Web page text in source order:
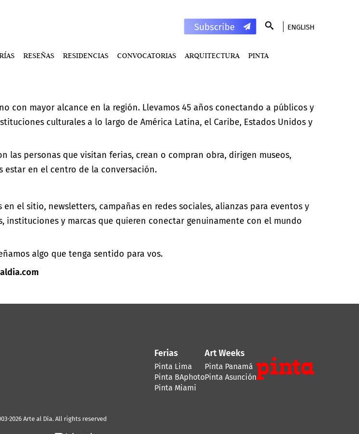
ENGLISH
RESEÑAS RESIDENCIAS CONVOCATORIAS ARQUITECTURA PINTA
con mayor alcance en la región. Llevamos 45 años conectando a públicos y
culturales a lo largo de América Latina, el Caribe, Estados Unidos y
las personas que visitan ferias, crean o compran obra, dirigen museos,
estar en el centro de la conversación.
el sitio, newsletters, campañas en redes sociales, alianzas para eventos y
instituciones y marcas que quieren conectar genuinamente con el mundo
algo que tenga sentido para vos.
Ferias
Pinta Lima
Pinta BAphoto
Pinta Miami
Art Weeks
Pinta Panamá
Pinta Asunción
2026 Arte al Día. All rights reserved